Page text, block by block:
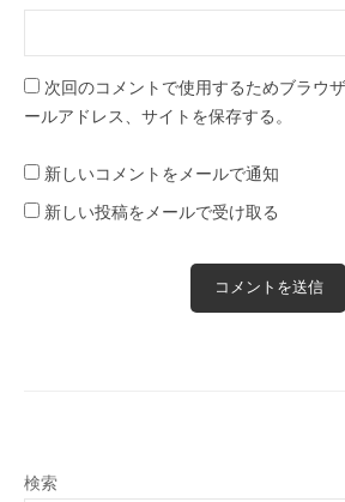
次回のコメントで使用するためブラウ
ールアドレス、サイトを保存する。
新しいコメントをメールで通知
新しい投稿をメールで受け取る
検索